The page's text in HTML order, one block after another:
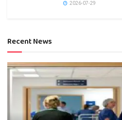
2026-07-29
Recent News